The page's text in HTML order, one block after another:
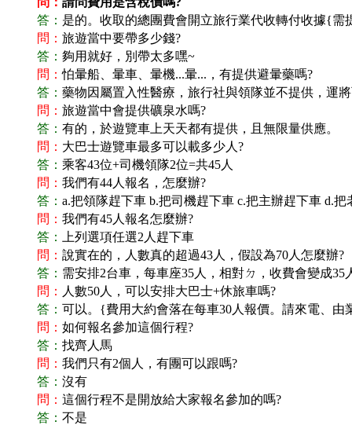
答： 是的。收取的總團費會開立旅行業代收轉付收據{
問： 旅遊當中要帶多少錢?
答： 夠用就好，別帶太多嘿~
問：怕暈船、暈車、暈機...暈...，有提供避暈藥嗎?
答： 藥物因屬置入性醫療，旅行社與領隊並不提供，運
問： 旅遊當中會提供礦泉水嗎?
答： 有的，於遊覽車上天天都有提供，且無限量供應。
問： 大巴士遊覽車最多可以載多少人?
答： 乘客43位+司機領隊2位=共45人
問： 我們有44人報名，怎麼辦?
答： a.把領隊趕下車 b.把司機趕下車 c.把主辦趕下車 d.
問： 我們有45人報名怎麼辦?
答：
上列選項任選2人趕下車
問： 說實在的，人數真的超過43人，假設為70人怎麼辦?
答： 需安排2台車，每車座35人，相對ㄉ，收費會變成
問： 人數50人，可以安排大巴士+休旅車嗎?
答： 可以。{費用大約會落在每車30人報價。請來電、由
問： 如何報名參加這個行程?
答： 找齊人馬
問： 我們只有2個人，有團可以跟嗎?
答： 沒有
問： 這個行程不是開放給大家報名參加的嗎?
答： 不是